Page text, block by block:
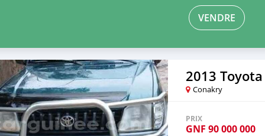
VENDRE
2013
Conakry
PRIX
GNF 90 000 000